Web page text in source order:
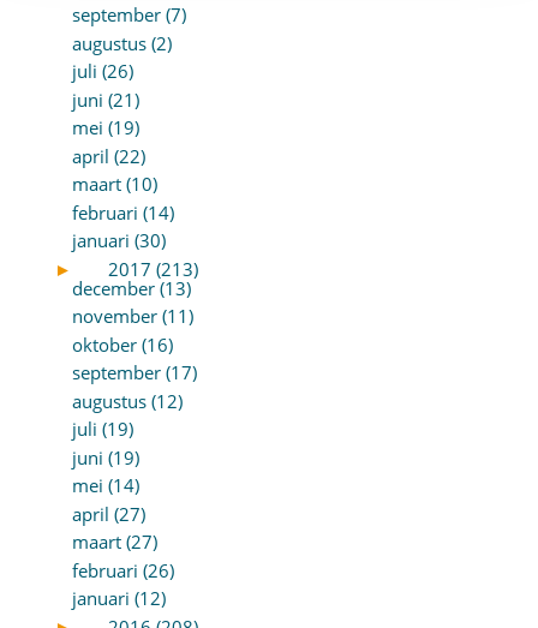
september (7)
augustus (2)
juli (26)
juni (21)
mei (19)
april (22)
maart (10)
februari (14)
januari (30)
►
2017 (213)
december (13)
november (11)
oktober (16)
september (17)
augustus (12)
juli (19)
juni (19)
mei (14)
april (27)
maart (27)
februari (26)
januari (12)